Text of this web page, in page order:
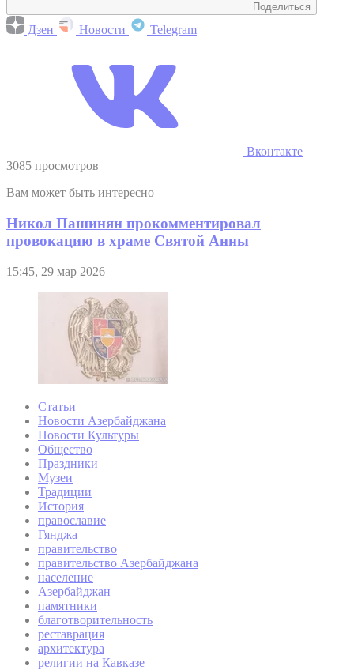
Поделиться
Дзен Новости Telegram
Вконтакте
3085 просмотров
Вам может быть интересно
Никол Пашинян прокомментировал
провокацию в храме Святой Анны
15:45, 29 мар 2026
Статьи
Новости Азербайджана
Новости Культуры
Общество
Праздники
Музеи
Традиции
История
православие
Гянджа
правительство
правительство Азербайджана
население
Азербайджан
памятники
благотворительность
реставрация
архитектура
религии на Кавказе